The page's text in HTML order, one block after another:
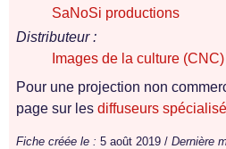
SaNoSi productions
Distributeur :
Images de la culture (CNC)
Pour une projection non
page sur les diffuseurs
Fiche créée le : 5 août 2019 / Dernière